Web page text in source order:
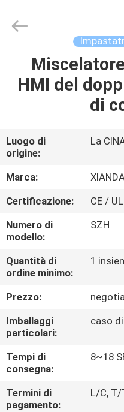
CASA
CIRCA
NOI
GIRO
DELLA
FABBRICA
CONTROLLO
DI
QUALITÀ
CONTATTICI
NOTIZIA
Drying
Technology
HMI del
di
Luogo di
origine:
La
Marca:
Certificazione:
CE /
Numero di
modello:
SZH
Quantità di
ordine minimo:
1
Prezzo:
Imballaggi
particolari:
caso
Tempi di
consegna:
8~18
Termini di
pagamento:
L/C, T/